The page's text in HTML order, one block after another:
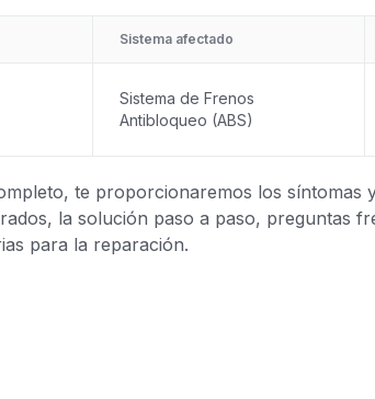
Sistema afectado
Sistema de Frenos
Antibloqueo (ABS)
te proporcionaremos los síntomas
la solución paso a paso, preguntas
para la reparación.